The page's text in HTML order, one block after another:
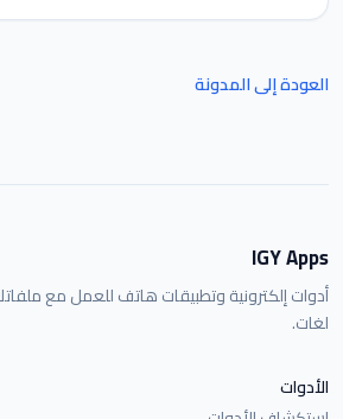
العودة إلى المدونة
IGY Apps
أدوات إلكترونية وتطبيقات هاتف للعمل مع
لغات.
الأدوات